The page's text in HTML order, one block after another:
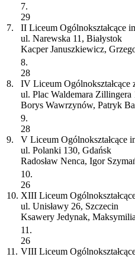
7.
7.
29
II Liceum Ogólnokształcące
ul. Narewska 11, Białystok
Kacper Januszkiewicz,
8.
8.
28
IV Liceum Ogólnokształcące
ul. Plac Waldemara Zillingera
Borys Wawrzynów, Patryk
9.
9.
28
V Liceum Ogólnokształcące
ul. Polanki 130, Gdańsk
Radosław Nenca, Igor
10.
10.
26
XIII Liceum
ul. Unisławy 26, Szczecin
Ksawery Jedynak,
11.
11.
26
VIII Liceum